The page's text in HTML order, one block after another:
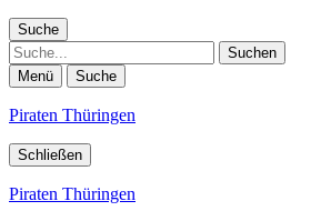
Suche
Suche
Menü Suche
Piraten Thüringen
Schließen
Piraten Thüringen